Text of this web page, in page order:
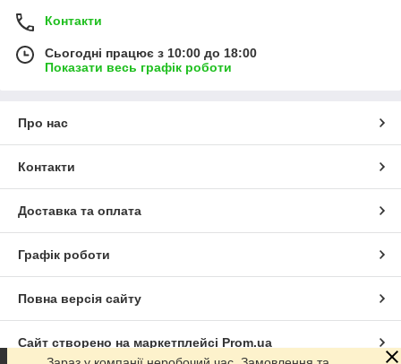
Контакти
Сьогодні працює з 10:00 до 18:00
Показати весь графік роботи
Про нас
Контакти
Доставка та оплата
Графік роботи
Повна версія сайту
Сайт створено на маркетплейсі Prom.ua